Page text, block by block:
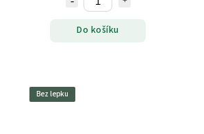
Do košíku
Bez lepku